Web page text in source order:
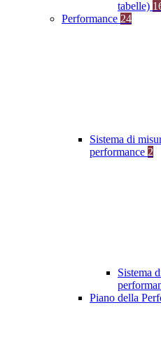
tabelle)
Performance 24
Sistema di
performance 2
Sistema
Piano della